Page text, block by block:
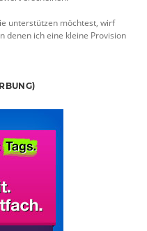
unterstützen möchtest, wirf
denen ich eine kleine Provision